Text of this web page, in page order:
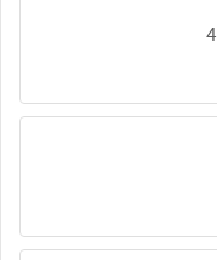
تا 60 درصد تخفیف جین وست + خرید در 4